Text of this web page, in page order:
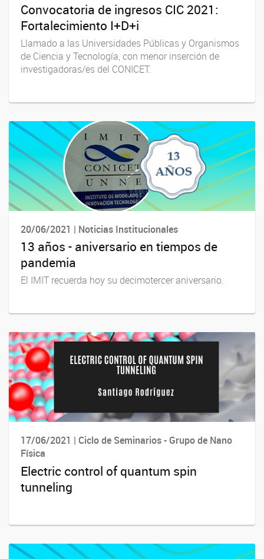
Convocatoria de ingresos CIC 2021:
Fortalecimiento I+D+i
Llamado a las Universidades Públicas y Organismos
de Ciencia y Tecnología, con menor inserción de
investigadoras/es del CONICET.
20/06/2021 | Noticias Institucionales
13 años - aniversario en tiempos de
pandemia
El IMIT recuerda hoy su decimotercer aniversario.
17/06/2021 | Ciclo de Seminarios - Grupo de Nano
Física
Electric control of quantum spin
tunneling